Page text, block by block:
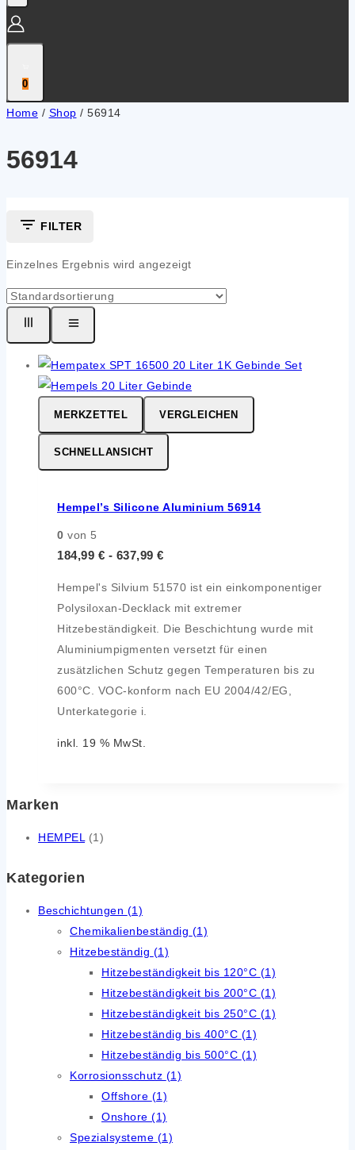
0
Home / Shop / 56914
56914
FILTER
Einzelnes Ergebnis wird angezeigt
MERKZETTEL VERGLEICHEN
SCHNELLANSICHT
Hempel’s Silicone Aluminium 56914
0 von 5
184,99 € - 637,99 €
Hempel's Silvium 51570 ist ein einkomponentiger
Polysiloxan-Decklack mit extremer
Hitzebeständigkeit. Die Beschichtung wurde mit
Aluminiumpigmenten versetzt für einen
zusätzlichen Schutz gegen Temperaturen bis zu
600°C. VOC-konform nach EU 2004/42/EG,
Unterkategorie i.
inkl. 19 % MwSt.
Marken
HEMPEL (1)
Kategorien
Beschichtungen (1)
Chemikalienbeständig (1)
Hitzebeständig (1)
Hitzebeständigkeit bis 120°C (1)
Hitzebeständigkeit bis 200°C (1)
Hitzebeständigkeit bis 250°C (1)
Hitzebeständig bis 400°C (1)
Hitzebeständig bis 500°C (1)
Korrosionsschutz (1)
Offshore (1)
Onshore (1)
Spezialsysteme (1)